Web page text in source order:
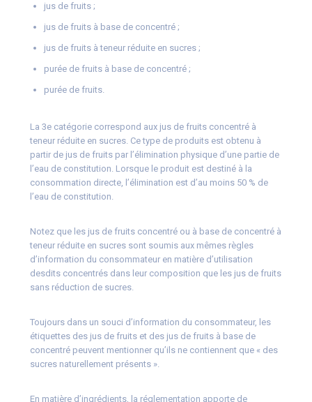
jus de fruits ;
jus de fruits à base de concentré ;
jus de fruits à teneur réduite en sucres ;
purée de fruits à base de concentré ;
purée de fruits.
La 3e catégorie correspond aux jus de fruits concentré à
teneur réduite en sucres. Ce type de produits est obtenu à
partir de jus de fruits par l’élimination physique d’une partie de
l’eau de constitution. Lorsque le produit est destiné à la
consommation directe, l’élimination est d’au moins 50 % de
l’eau de constitution.
Notez que les jus de fruits concentré ou à base de concentré à
teneur réduite en sucres sont soumis aux mêmes règles
d’information du consommateur en matière d’utilisation
desdits concentrés dans leur composition que les jus de fruits
sans réduction de sucres.
Toujours dans un souci d’information du consommateur, les
étiquettes des jus de fruits et des jus de fruits à base de
concentré peuvent mentionner qu’ils ne contiennent que « des
sucres naturellement présents ».
En matière d’ingrédients, la réglementation apporte de